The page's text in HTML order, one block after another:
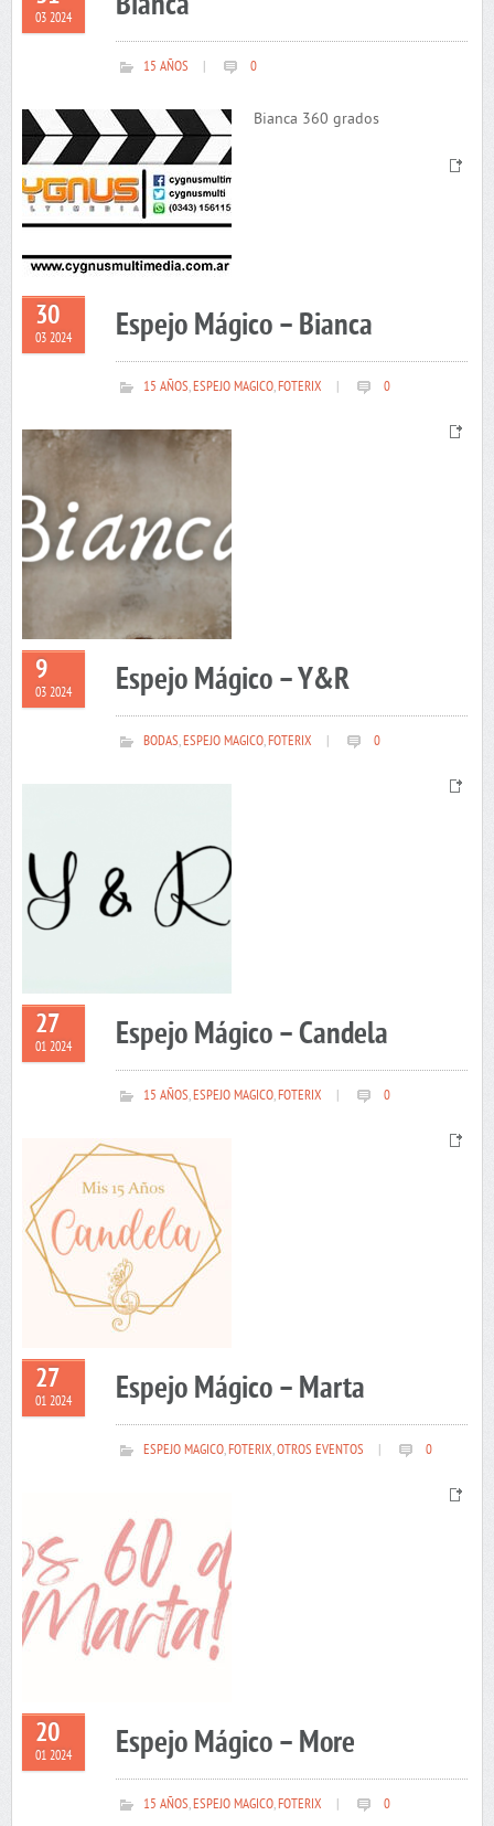
03 2024
15 AÑOS 0
Bianca 360 grados
30
03 2024 Espejo Mágico – Bianca
15 AÑOS,ESPEJO MAGICO,FOTERIX 0
9
03 2024 Espejo Mágico – Y&R
BODAS,ESPEJO MAGICO,FOTERIX 0
27
01 2024 Espejo Mágico – Candela
15 AÑOS,ESPEJO MAGICO,FOTERIX 0
27
01 2024 Espejo Mágico – Marta
ESPEJO MAGICO,FOTERIX,OTROS EVENTOS 0
20
01 2024 Espejo Mágico – More
15 AÑOS,ESPEJO MAGICO,FOTERIX 0